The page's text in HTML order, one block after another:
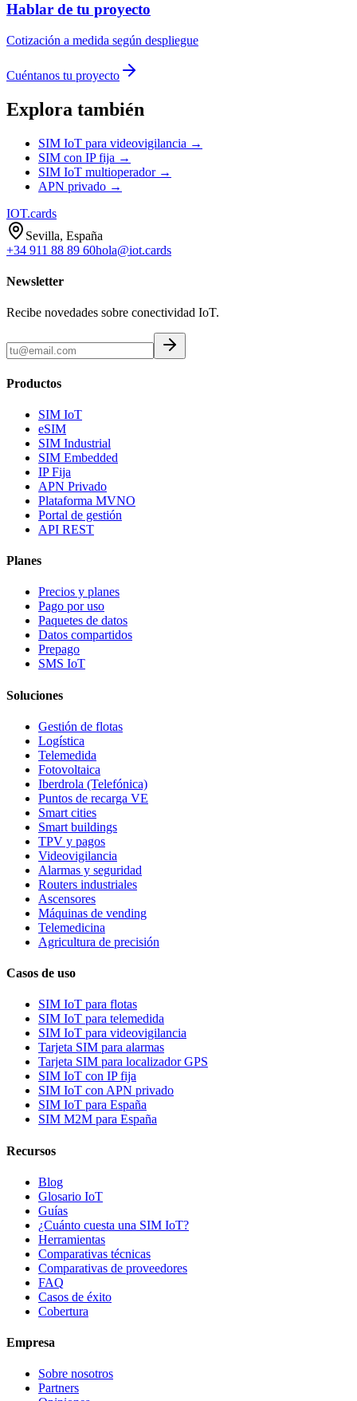
Hablar de tu proyecto
Cotización a medida según despliegue
Cuéntanos tu proyecto
Explora también
SIM IoT para videovigilancia →
SIM con IP fija →
SIM IoT multioperador →
APN privado →
IOT.cards
Sevilla, España
+34 911 88 89 60hola@iot.cards
Newsletter
Recibe novedades sobre conectividad IoT.
Productos
SIM IoT
eSIM
SIM Industrial
SIM Embedded
IP Fija
APN Privado
Plataforma MVNO
Portal de gestión
API REST
Planes
Precios y planes
Pago por uso
Paquetes de datos
Datos compartidos
Prepago
SMS IoT
Soluciones
Gestión de flotas
Logística
Telemedida
Fotovoltaica
Iberdrola (Telefónica)
Puntos de recarga VE
Smart cities
Smart buildings
TPV y pagos
Videovigilancia
Alarmas y seguridad
Routers industriales
Ascensores
Máquinas de vending
Telemedicina
Agricultura de precisión
Casos de uso
SIM IoT para flotas
SIM IoT para telemedida
SIM IoT para videovigilancia
Tarjeta SIM para alarmas
Tarjeta SIM para localizador GPS
SIM IoT con IP fija
SIM IoT con APN privado
SIM IoT para España
SIM M2M para España
Recursos
Blog
Glosario IoT
Guías
¿Cuánto cuesta una SIM IoT?
Herramientas
Comparativas técnicas
Comparativas de proveedores
FAQ
Casos de éxito
Cobertura
Empresa
Sobre nosotros
Partners